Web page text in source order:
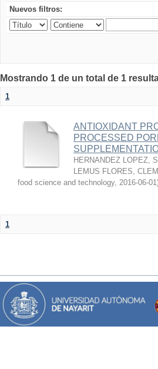
Nuevos filtros:
Mostrando 1 de un total de 1
1
ANTIOXIDANT
PROCESSED
HERNANDEZ LOPEZ,
LEMUS FLORES,
food science and technology, 2016-06-01
1